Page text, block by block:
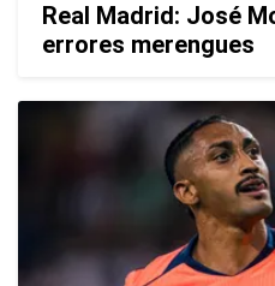
Real Madrid: José
errores merengues